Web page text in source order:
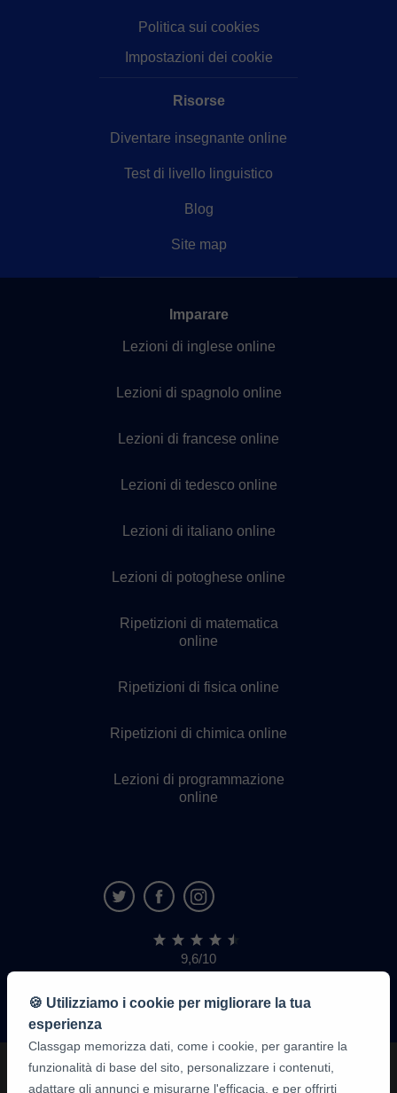
Politica sui cookies
Impostazioni dei cookie
Risorse
Diventare insegnante online
Test di livello linguistico
Blog
Site map
Imparare
Lezioni di inglese online
Lezioni di spagnolo online
Lezioni di francese online
Lezioni di tedesco online
Lezioni di italiano online
Lezioni di potoghese online
Ripetizioni di matematica
online
Ripetizioni di fisica online
Ripetizioni di chimica online
Lezioni di programmazione
online
9,6/10
1.339.284
recensioni
di
alunni
🍪 Utilizziamo i cookie per migliorare la tua
esperienza
Classgap memorizza dati, come i cookie, per garantire la
funzionalità di base del sito, personalizzare i contenuti,
adattare gli annunci e misurarne l'efficacia, e per offrirti